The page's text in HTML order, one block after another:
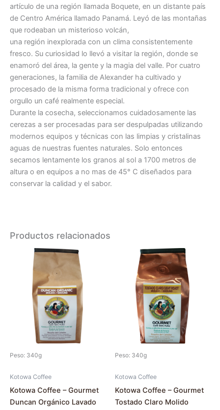
artículo de una región llamada Boquete, en un distante país
de Centro América llamado Panamá. Leyó de las montañas
que rodeaban un misterioso volcán,
una región inexplorada con un clima consistentemente
fresco. Su curiosidad lo llevó a visitar la región, donde se
enamoró del área, la gente y la magia del valle. Por cuatro
generaciones, la familia de Alexander ha cultivado y
procesado de la misma forma tradicional y ofrece con
orgullo un café realmente especial.
Durante la cosecha, seleccionamos cuidadosamente las
cerezas a ser procesadas para ser despulpadas utilizando
modernos equipos y técnicas con las limpias y cristalinas
aguas de nuestras fuentes naturales. Solo entonces
secamos lentamente los granos al sol a 1700 metros de
altura o en equipos a no mas de 45° C diseñados para
conservar la calidad y el sabor.
Productos relacionados
Peso: 340g
Kotowa Coffee
Kotowa Coffee – Gourmet
Duncan Orgánico Lavado
producto
tiene
múltiples
Las
opciones
se
página
de
Peso: 340g
Kotowa Coffee
Kotowa Coffee – Gourmet
Tostado Claro Molido
Este
producto
tiene
múltiples
variantes.
Las
opciones
se
página
de